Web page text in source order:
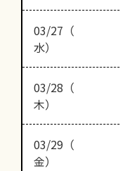
03/27（
水）
03/28（
木）
03/29（
金）